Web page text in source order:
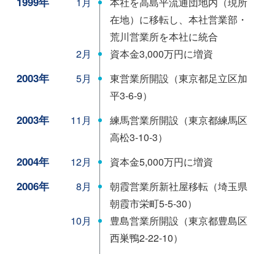
在地）に移転し、本社営業部・
荒川営業所を本社に統合
2月
資本金3,000万円に増資
2003年 5月
東営業所開設（東京都足立区加
平3-6-9）
2003年 11月
練馬営業所開設（東京都練馬区
高松3-10-3）
2004年 12月 資本金5,000万円に増資
2006年 8月
朝霞営業所新社屋移転（埼玉県
朝霞市栄町5-5-30）
10月
豊島営業所開設（東京都豊島区
西巣鴨2-22-10）